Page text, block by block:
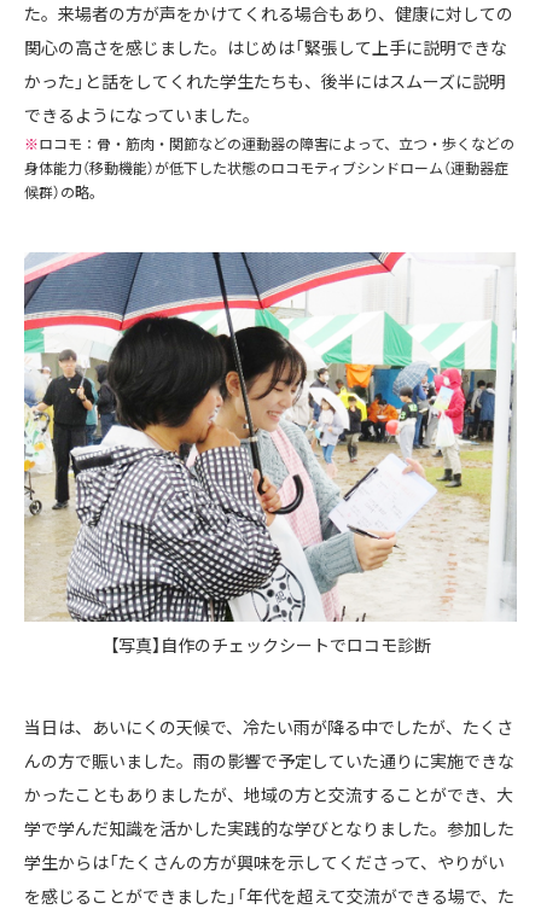
た。来場者の方が声をかけてくれる場合もあり、健康に対しての
関心の高さを感じました。はじめは「緊張して上手に説明できな
かった」と話をしてくれた学生たちも、後半にはスムーズに説明
できるようになっていました。
※ロコモ：骨・筋肉・関節などの運動器の障害によって、立つ・歩くなどの
身体能力（移動機能）が低下した状態のロコモティブシンドローム（運動器症
候群）の略。
【写真】自作のチェックシートでロコモ診断
当日は、あいにくの天候で、冷たい雨が降る中でしたが、たくさ
んの方で賑いました。雨の影響で予定していた通りに実施できな
かったこともありましたが、地域の方と交流することができ、大
学で学んだ知識を活かした実践的な学びとなりました。参加した
学生からは「たくさんの方が興味を示してくださって、やりがい
を感じることができました」「年代を超えて交流ができる場で、た